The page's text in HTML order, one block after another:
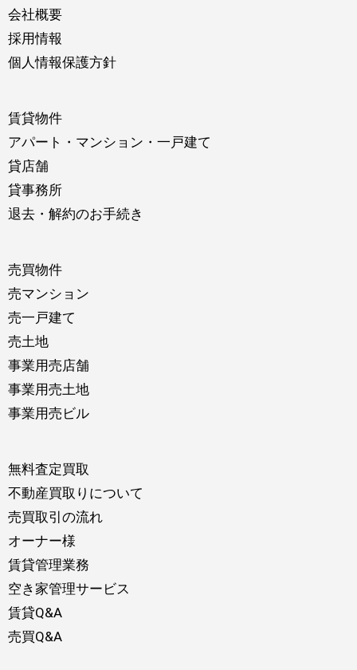
会社概要
採用情報
個人情報保護方針
賃貸物件
アパート・マンション・一戸建て
貸店舗
貸事務所
退去・解約のお手続き
売買物件
売マンション
売一戸建て
売土地
事業用売店舗
事業用売土地
事業用売ビル
無料査定買取
不動産買取りについて
売買取引の流れ
オーナー様
賃貸管理業務
空き家管理サービス
賃貸Q&A
売買Q&A